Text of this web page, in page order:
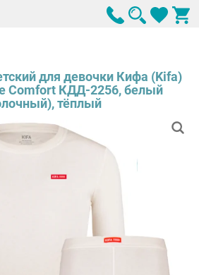
для девочки Кифа (Kifa)
Comfort КДД-2256, белый
тёплый